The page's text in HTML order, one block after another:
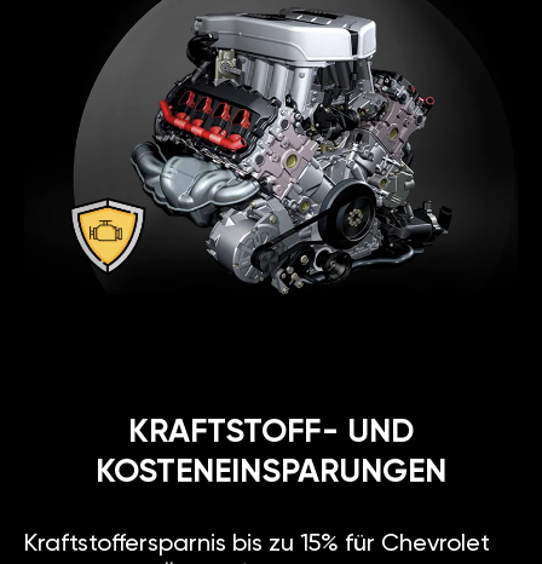
KRAFTSTOFF- UND
KOSTENEINSPARUNGEN
Kraftstoffersparnis bis zu 15% für Chevrolet